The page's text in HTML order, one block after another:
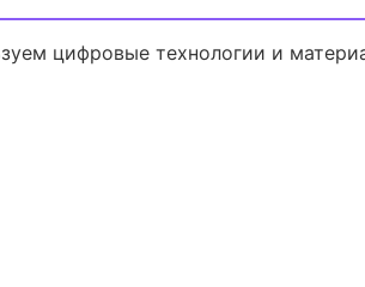
цифровые технологии и